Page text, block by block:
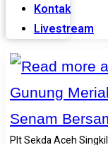
Kontak
Livestream
Plt Sekda Aceh